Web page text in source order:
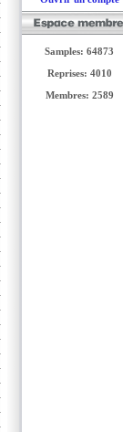
Samples: 64873
Reprises: 4010
Membres: 2589